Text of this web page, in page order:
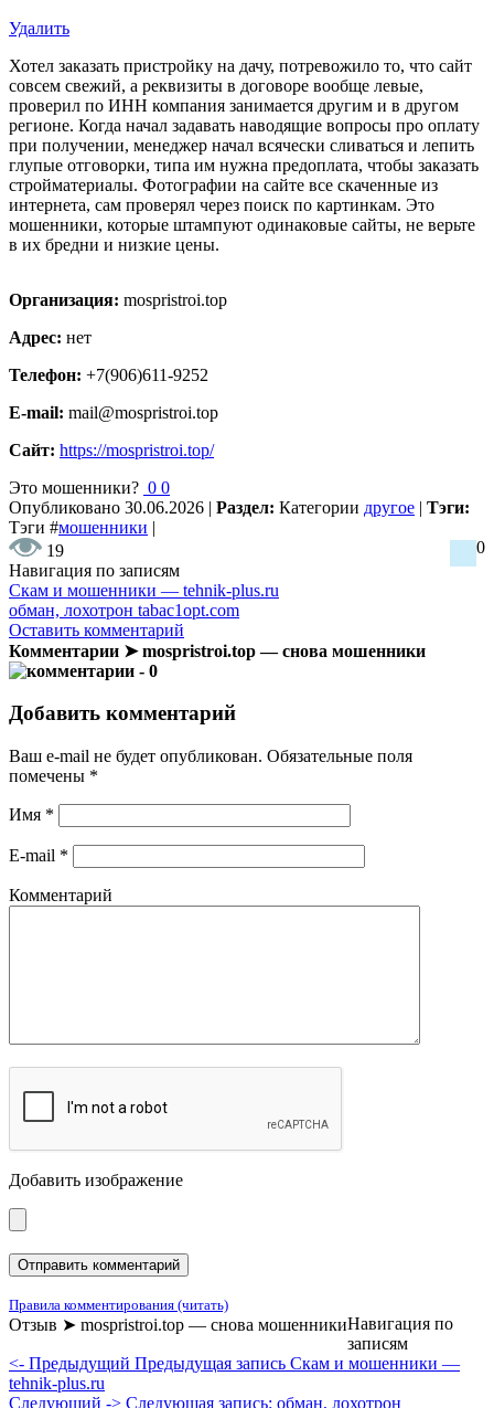
Удалить
Хотел заказать пристройку на дачу, потревожило то, что сайт
совсем свежий, а реквизиты в договоре вообще левые,
проверил по ИНН компания занимается другим и в другом
регионе. Когда начал задавать наводящие вопросы про оплату
при получении, менеджер начал всячески сливаться и лепить
глупые отговорки, типа им нужна предоплата, чтобы заказать
стройматериалы. Фотографии на сайте все скаченные из
интернета, сам проверял через поиск по картинкам. Это
мошенники, которые штампуют одинаковые сайты, не верьте
в их бредни и низкие цены.
Организация: mospristroi.top
Адрес: нет
Телефон: +7(906)611-9252
E-mail: mail@mospristroi.top
Сайт: https://mospristroi.top/
Это мошенники? 0 0
Опубликовано 30.06.2026 | Раздел: Категории другое | Тэги:
Тэги #мошенники |
19
0
Навигация по записям
Скам и мошенники — tehnik-plus.ru
обман, лохотрон tabac1opt.com
Оставить комментарий
Комментарии ➤ mospristroi.top — снова мошенники
- 0
Добавить комментарий
Ваш e-mail не будет опубликован. Обязательные поля
помечены *
Имя *
E-mail *
Комментарий
Добавить изображение
Правила комментирования (читать)
Отзыв ➤ mospristroi.top — снова мошенникиНавигация по
записям
<- Предыдущий Предыдущая запись Скам и мошенники —
tehnik-plus.ru
Следующий -> Следующая запись: обман, лохотрон